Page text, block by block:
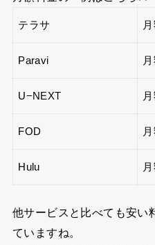
テラサ
Paravi
U−NEXT
FOD
Hulu
他サービスと比べても安い
ていますね。